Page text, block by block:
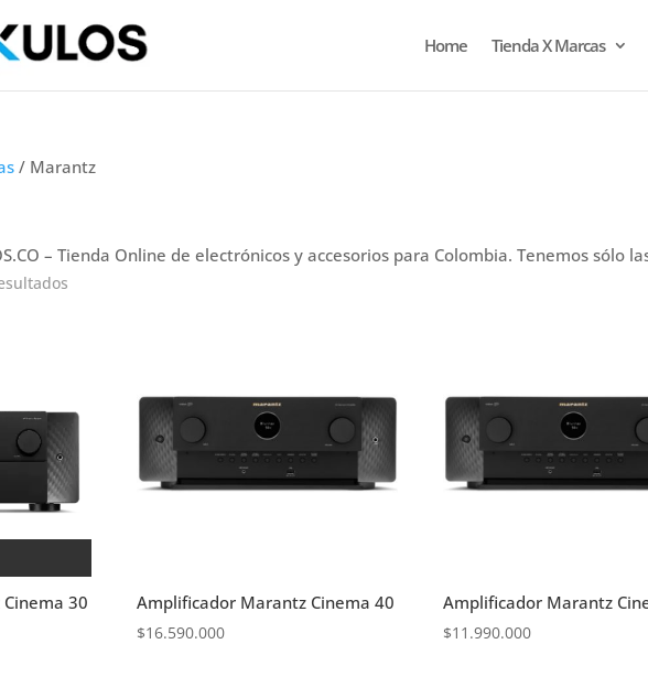
Home Tienda X Marcas
/ Marantz
– Tienda Online de electrónicos y accesorios para Colombia. Tenemos sólo
30 Amplificador Marantz Cinema 40
$16.590.000
Amplificador Marantz
$11.990.000